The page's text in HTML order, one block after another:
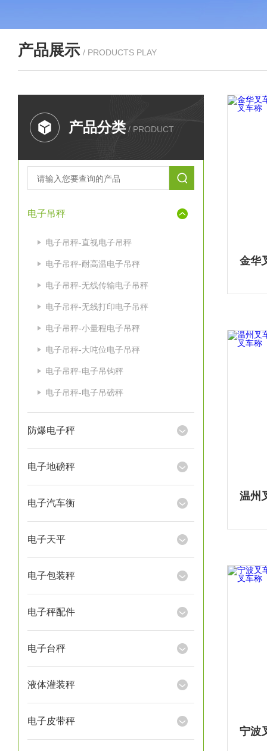
产品展示 / PRODUCTS PLAY
产品分类 / PRODUCT
电子吊秤
电子吊秤-直视电子吊秤
电子吊秤-耐高温电子吊秤
电子吊秤-无线传输电子吊秤
电子吊秤-无线打印电子吊秤
电子吊秤-小量程电子吊秤
电子吊秤-大吨位电子吊秤
电子吊秤-电子吊钩秤
电子吊秤-电子吊磅秤
防爆电子秤
电子地磅秤
电子汽车衡
电子天平
电子包装秤
电子秤配件
电子台秤
液体灌装秤
电子皮带秤